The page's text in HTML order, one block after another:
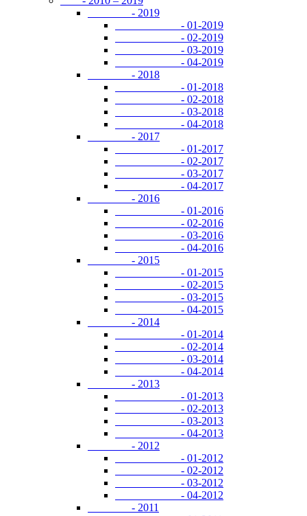
- 2019
- 01-2019
- 02-2019
- 03-2019
- 04-2019
- 2018
- 01-2018
- 02-2018
- 03-2018
- 04-2018
- 2017
- 01-2017
- 02-2017
- 03-2017
- 04-2017
- 2016
- 01-2016
- 02-2016
- 03-2016
- 04-2016
- 2015
- 01-2015
- 02-2015
- 03-2015
- 04-2015
- 2014
- 01-2014
- 02-2014
- 03-2014
- 04-2014
- 2013
- 01-2013
- 02-2013
- 03-2013
- 04-2013
- 2012
- 01-2012
- 02-2012
- 03-2012
- 04-2012
- 2011